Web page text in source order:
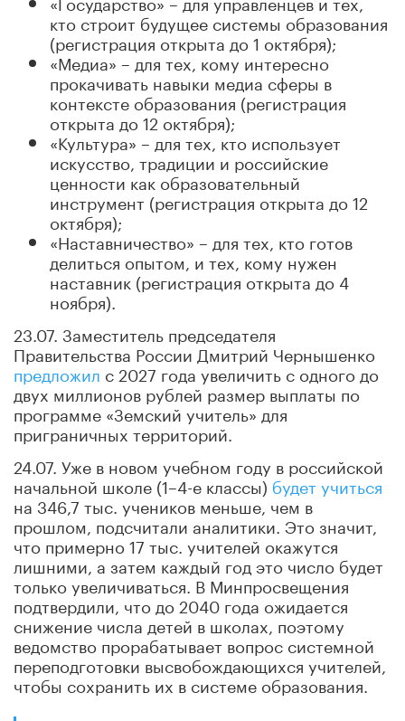
кто строит будущее системы образования
(регистрация открыта до 1 октября);
«Медиа» – для тех, кому интересно
прокачивать навыки медиа сферы в
контексте образования (регистрация
открыта до 12 октября);
«Культура» – для тех, кто использует
искусство, традиции и российские
ценности как образовательный
инструмент (регистрация открыта до 12
октября);
«Наставничество» – для тех, кто готов
делиться опытом, и тех, кому нужен
наставник (регистрация открыта до 4
ноября).
23.07. Заместитель председателя
Правительства России Дмитрий Чернышенко
предложил с 2027 года увеличить с одного до
двух миллионов рублей размер выплаты по
программе «Земский учитель» для
приграничных территорий.
24.07. Уже в новом учебном году в российской
начальной школе (1–4-е классы) будет учиться
на 346,7 тыс. учеников меньше, чем в
прошлом, подсчитали аналитики. Это значит,
что примерно 17 тыс. учителей окажутся
лишними, а затем каждый год это число будет
только увеличиваться. В Минпросвещения
подтвердили, что до 2040 года ожидается
снижение числа детей в школах, поэтому
ведомство прорабатывает вопрос системной
переподготовки высвобождающихся учителей,
чтобы сохранить их в системе образования.